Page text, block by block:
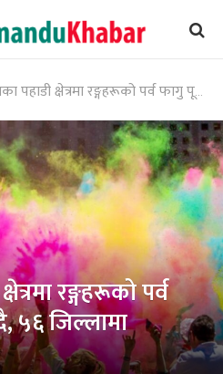
रङ्गहरूको पर्व फागु पूर्णिमा मनाइँदै, ५६ जिल्लामा सार्वजनिक बिदा
रङ्गहरूको पर्व
५६ जिल्लामा